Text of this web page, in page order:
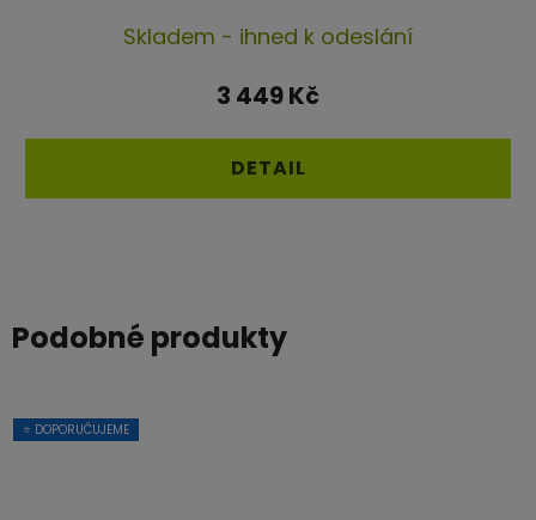
Skladem - ihned k odeslání
3 449 Kč
DETAIL
Podobné produkty
⭐ DOPORUČUJEME